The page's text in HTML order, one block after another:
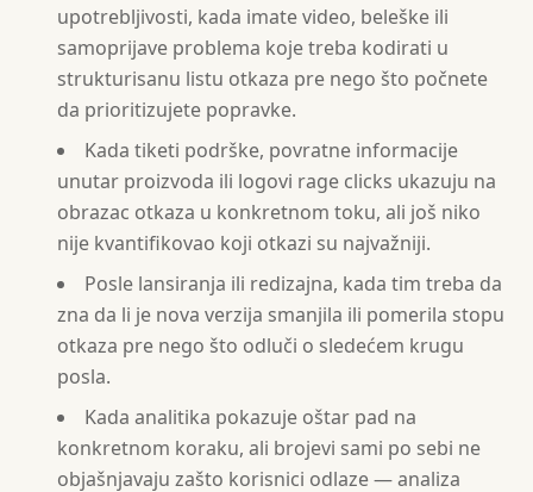
upotrebljivosti, kada imate video, beleške ili
samoprijave problema koje treba kodirati u
strukturisanu listu otkaza pre nego što počnete
da prioritizujete popravke.
Kada tiketi podrške, povratne informacije
unutar proizvoda ili logovi rage clicks ukazuju na
obrazac otkaza u konkretnom toku, ali još niko
nije kvantifikovao koji otkazi su najvažniji.
Posle lansiranja ili redizajna, kada tim treba da
zna da li je nova verzija smanjila ili pomerila stopu
otkaza pre nego što odluči o sledećem krugu
posla.
Kada analitika pokazuje oštar pad na
konkretnom koraku, ali brojevi sami po sebi ne
objašnjavaju zašto korisnici odlaze — analiza